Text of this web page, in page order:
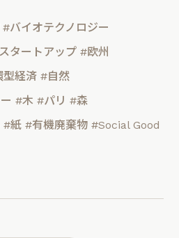
#バイオテクノロジー
タートアップ #欧州
型経済 #自然
#木 #パリ #森
#紙 #有機廃棄物 #Social Good